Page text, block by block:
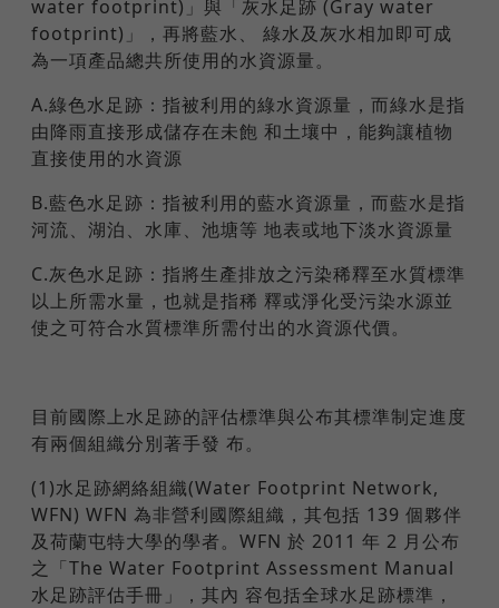
water footprint)」與「灰水足跡 (Gray water
footprint)」，再將藍水、 綠水及灰水相加即可成
為一項產品總共所使用的水資源量。
A.綠色水足跡：指被利用的綠水資源量，而綠水是指
由降雨直接形成儲存在未飽 和土壤中，能夠讓植物
直接使用的水資源
B.藍色水足跡：指被利用的藍水資源量，而藍水是指
河流、湖泊、水庫、池塘等 地表或地下淡水資源量
C.灰色水足跡：指將生產排放之污染稀釋至水質標準
以上所需水量，也就是指稀 釋或淨化受污染水源並
使之可符合水質標準所需付出的水資源代價。
目前國際上水足跡的評估標準與公布其標準制定進度
有兩個組織分別著手發 布。
(1)水足跡網絡組織(Water Footprint Network,
WFN) WFN 為非營利國際組織，其包括 139 個夥伴
及荷蘭屯特大學的學者。WFN 於 2011 年 2 月公布
之「The Water Footprint Assessment Manual
水足跡評估手冊」，其內 容包括全球水足跡標準，